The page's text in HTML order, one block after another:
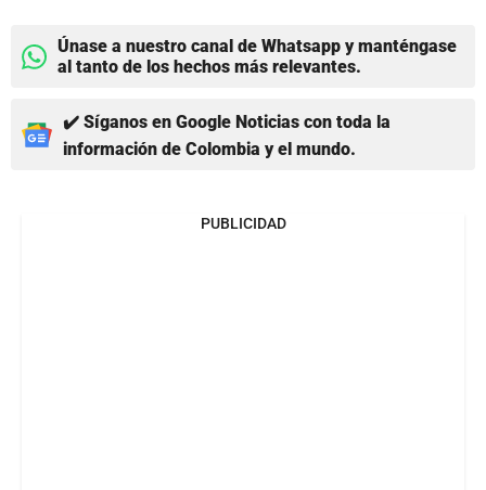
Únase a nuestro canal de Whatsapp y manténgase
al tanto de los hechos más relevantes.
✔️ Síganos en Google Noticias con toda la
información de Colombia y el mundo.
PUBLICIDAD